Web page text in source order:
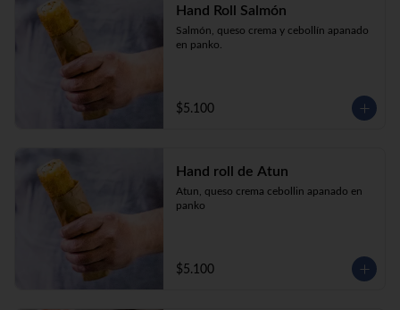
Hand Roll Salmón
Salmón, queso crema y cebollín apanado
en panko.
$5.100
Hand roll de Atun
Atun, queso crema cebollin apanado en
panko
$5.100